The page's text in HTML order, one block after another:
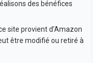
des bénéfices
site provient d’Amazon
être modifié ou retiré à